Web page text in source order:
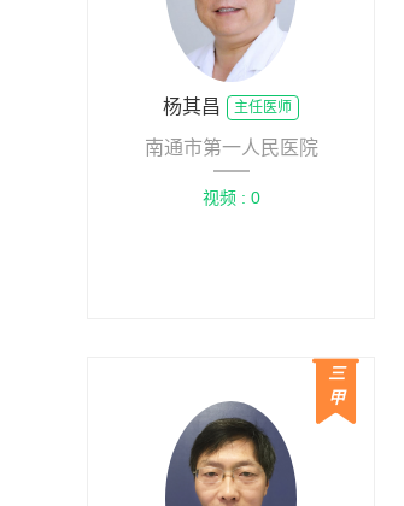
杨其昌 主任医师
南通市第一人民医院
视频 : 0
三
甲